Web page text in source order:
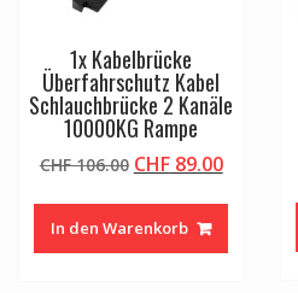
1x Kabelbrücke
Überfahrschutz Kabel
Schlauchbrücke 2 Kanäle
10000KG Rampe
CHF106.00 Ursprünglicher
war:
CHF 106.00
CHF89.00Aktueller
In den Warenkorb